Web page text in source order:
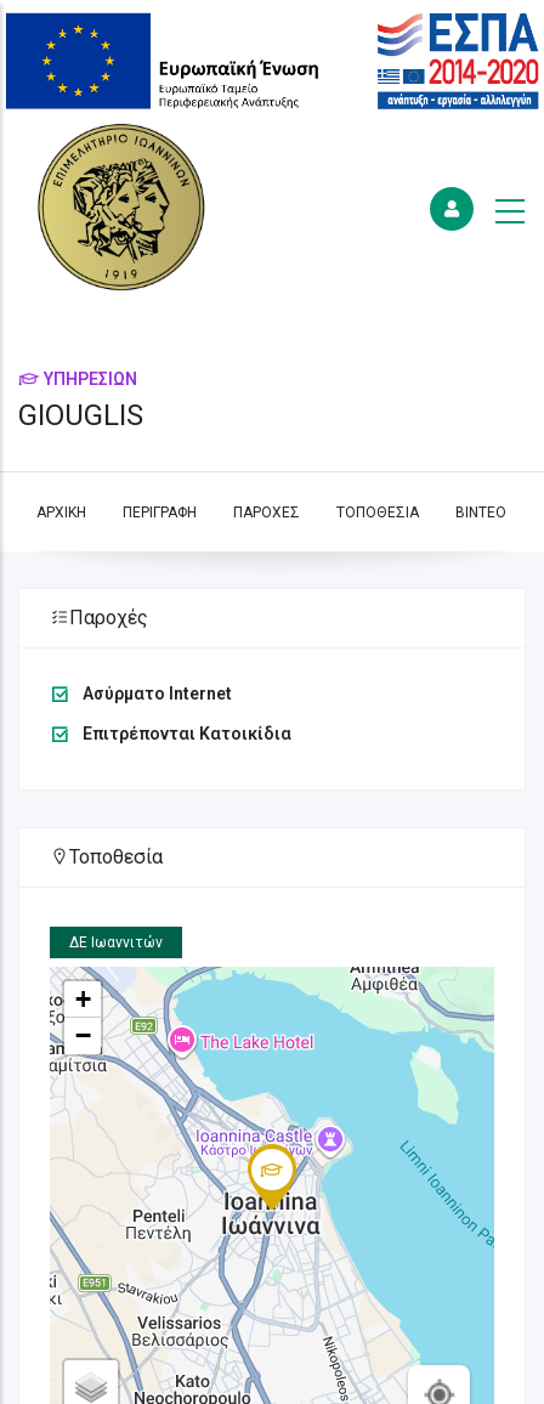
ΥΠΗΡΕΣΙΩΝ
GIOUGLIS
ΑΡΧΙΚΗ ΠΕΡΙΓΡΑΦΗ ΠΑΡΟΧΕΣ ΤΟΠΟΘΕΣΙΑ ΒΊΝΤΕΟ
Παροχές
Ασύρματο Internet
Επιτρέπονται Κατοικίδια
Τοποθεσία
ΔΕ Ιωαννιτών
+
−